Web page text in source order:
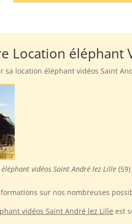
Location éléphant
sa location éléphant vidéos Saint
vidéos Saint André lez Lille
sur nos nombreuses
vidéos Saint André lez Lille est